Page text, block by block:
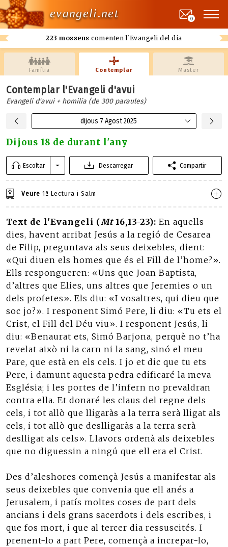
evangeli.net
223 mossens comenten l'Evangeli del dia
0
Família Contemplar Master
Contemplar l'Evangeli d'avui
Evangeli d'avui + homilía (de 300 paraules)
dijous 7 Agost 2025
Dijous 18 de durant l'any
Escoltar Descarregar Compartir
Veure 1ª Lectura i Salm
Text de l'Evangeli (Mt16,13-23): En aquells
dies, havent arribat Jesús a la regió de Cesarea
de Filip, preguntava als seus deixebles, dient:
«Qui diuen els homes que és el Fill de l’home?».
Ells respongueren: «Uns que Joan Baptista,
d’altres que Elies, uns altres que Jeremies o un
dels profetes». Els diu: «I vosaltres, qui dieu que
soc jo?». I responent Simó Pere, li diu: «Tu ets el
Crist, el Fill del Déu viu». I responent Jesús, li
diu: «Benaurat ets, Simó Barjona, perquè no t’ha
revelat això ni la carn ni la sang, sinó el meu
Pare, que està en els cels. I jo et dic que tu ets
Pere, i damunt aquesta pedra edificaré la meva
Església; i les portes de l’infern no prevaldran
contra ella. Et donaré les claus del regne dels
cels, i tot allò que lligaràs a la terra serà lligat als
cels, i tot allò que deslligaràs a la terra serà
deslligat als cels». Llavors ordenà als deixebles
que no diguessin a ningú que ell era el Crist.
Des d’aleshores començà Jesús a manifestar als
seus deixebles que convenia que ell anés a
Jerusalem, i patís moltes coses de part dels
ancians i dels grans sacerdots i dels escribes, i
que fos mort, i que al tercer dia ressuscités. I
prenent-lo a part Pere, començà a increpar-lo,